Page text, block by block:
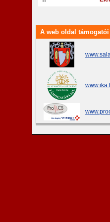
A web oldal támogatói